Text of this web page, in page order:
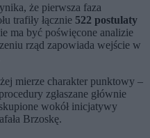
że pierwsza faza
trafiły łącznie 522 postulaty
ma być poświęcone analizie
rząd zapowiada wejście w
mierze charakter punktowy –
zgłaszane głównie
wokół inicjatywy
Brzoskę.